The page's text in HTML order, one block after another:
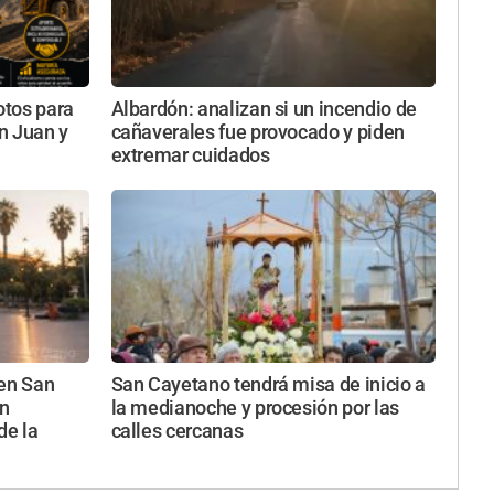
para
Juan y
Albardón: analizan si un incendio de
cañaverales fue provocado y piden
extremar cuidados
San
la
San Cayetano tendrá misa de inicio a
la medianoche y procesión por las
calles cercanas